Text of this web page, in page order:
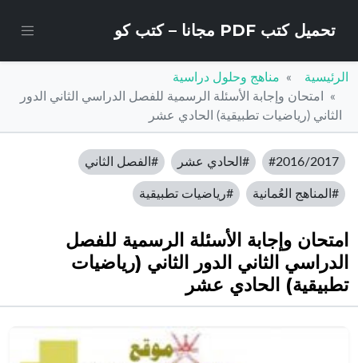
تحميل كتب PDF مجانا – كتب كو
الرئيسية
مناهج وحلول دراسية
امتحان وإجابة الأسئلة الرسمية للفصل الدراسي الثاني الدور
الثاني (رياضيات تطبيقية) الحادي عشر
#2016/2017 #الحادي عشر #الفصل الثاني
#المناهج العُمانية #رياضيات تطبيقية
امتحان وإجابة الأسئلة الرسمية للفصل
الدراسي الثاني الدور الثاني (رياضيات
تطبيقية) الحادي عشر